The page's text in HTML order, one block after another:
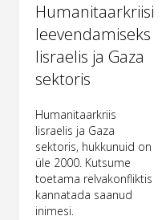
Humanitaarkriisi
leevendamiseks
Iisraelis ja Gaza
sektoris
Humanitaarkriis
Iisraelis ja Gaza
sektoris, hukkunuid on
üle 2000. Kutsume
toetama relvakonfliktis
kannatada saanud
inimesi.